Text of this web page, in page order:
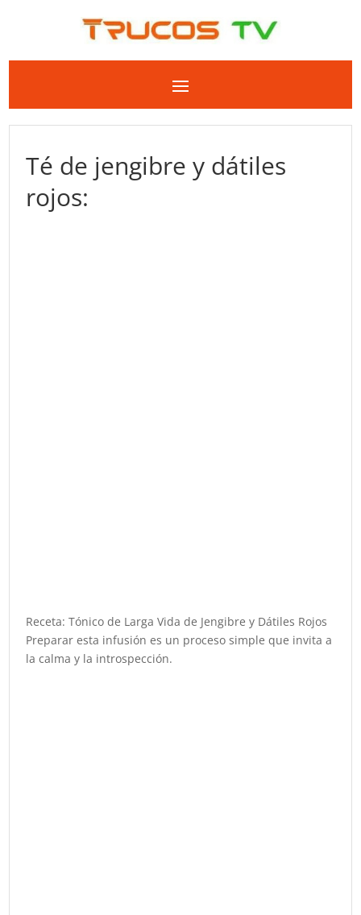
Té de jengibre y dátiles
rojos:
Receta: Tónico de Larga Vida de Jengibre y Dátiles Rojos
Preparar esta infusión es un proceso simple que invita a
la calma y la introspección.